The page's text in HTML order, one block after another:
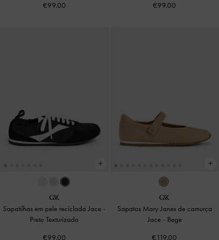
€99.00 €99.00
Sapatilhas em pele reciclada Jace -
Preto Texturizado
€99.00
Sapatos Mary Janes de camurça
Jace - Bege
€119.00